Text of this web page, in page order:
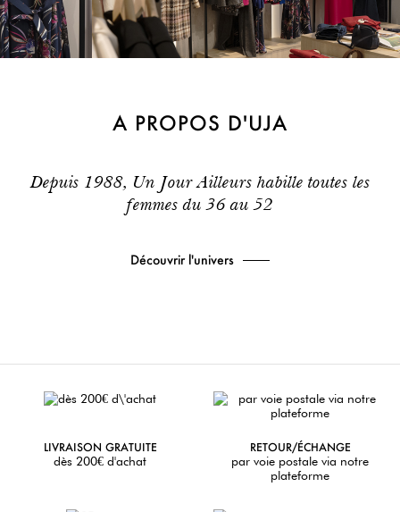
A PROPOS D'UJA
Depuis 1988, Un Jour Ailleurs habille toutes les
femmes du 36 au 52
Découvrir l'univers
LIVRAISON GRATUITE
dès 200€ d'achat
RETOUR/ÉCHANGE
par voie postale via notre
plateforme